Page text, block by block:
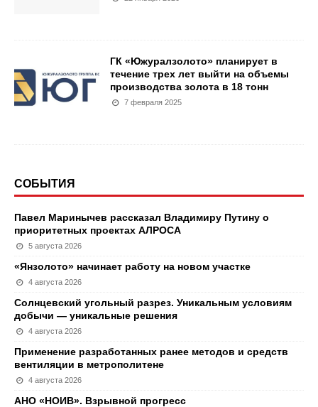
ГК «Южуралзолото» планирует в
течение трех лет выйти на объемы
производства золота в 18 тонн
7 февраля 2025
СОБЫТИЯ
Павел Маринычев рассказал Владимиру Путину о
приоритетных проектах АЛРОСА
5 августа 2026
«Янзолото» начинает работу на новом участке
4 августа 2026
Солнцевский угольный разрез. Уникальным условиям
добычи — уникальные решения
4 августа 2026
Применение разработанных ранее методов и средств
вентиляции в метрополитене
4 августа 2026
АНО «НОИВ». Взрывной прогресс